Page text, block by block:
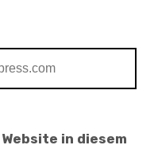
in diesem